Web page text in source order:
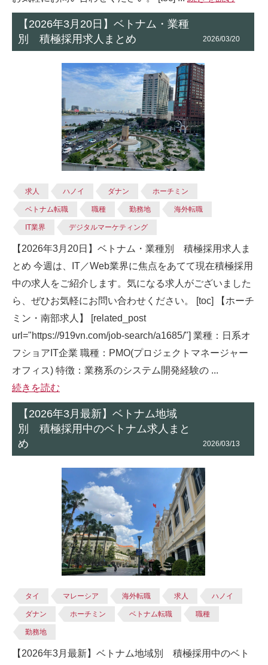
【2026年3月20日】ベトナム・業種
別 積極採用求人まとめ
2026/03/20
求人 ハノイ ダナン ホーチミン
ベトナム転職 職種 勤務地 海外転職
IT業界 デジタルマーケティング
【2026年3月20日】ベトナム・業種別 積極採用求人ま
とめ 今週は、IT／Web業界に焦点をあてて現在積極採用
中の求人をご紹介します。気になる求人がございました
ら、ぜひお気軽にお問い合わせください。 [toc] 【ホーチ
ミン・南部求人】 [related_post
url="https://919vn.com/job-search/a1685/"] 業種：日系オ
フショアIT企業 職種：PMO(プロジェクトマネージャー
オフィス) 特徴：業務系のシステム開発経験の ...
続きを読む
【2026年3月最新】ベトナム地域
別 積極採用中のベトナム求人まと
め
2026/03/13
タイ マレーシア 海外転職 求人 ハノイ
ダナン ホーチミン ベトナム転職 職種
勤務地
【2026年3月最新】ベトナム地域別 積極採用中のベト